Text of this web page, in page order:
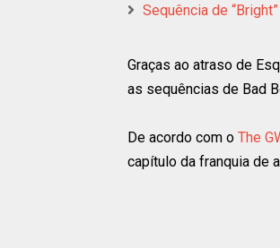
Sequência de
Graças ao atraso de
as sequências de Bad
De acordo com o The
capítulo da franquia de